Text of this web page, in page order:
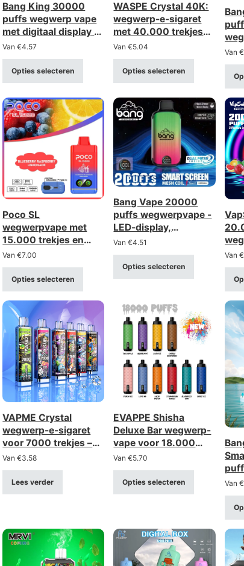
Bang King 30000
puffs wegwerp vape
met digitaal display -
groothandel
bulklevering
Van€4.57
Opties selecteren
WASPE Crystal 40K:
wegwerp-e-sigaret
met 40.000 trekjes
en twee opties
(dubbele optie) –
groothandel in bulk
Van€5.04
Opties selecteren
Van €
Poco SL
wegwerpvape met
15.000 trekjes en
instelbare
luchtstroom –
oplaadbaar via Type-
C-aansluiting (sterkte
0–5%)
Van€7.00
Opties selecteren
Bang Vape 20000
puffs wegwerpvape -
LED-display,
oplaadbaar,
gaasbobine
Van€4.51
Opties selecteren
Van €
VAPME Crystal
wegwerp-e-sigaret
voor 7000 trekjes –
30 varianten met
oplaadbare Type-C-
aansluiting
Van€3.58
Lees verder
EVAPPE Shisha
Deluxe Bar wegwerp-
vape voor 18.000
trekjes – mesh-spiraal
van 0,6 Ω, oplaadbaar
(sterkte 0–5%)
Van€5.70
Opties selecteren
met
Van €